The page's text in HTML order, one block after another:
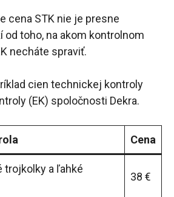
cena STK nie je presne
od toho, na akom kontrolnom
necháte spraviť.
cien technickej kontroly
(EK) spoločnosti Dekra.
Cena
trojkolky a ľahké
38 €